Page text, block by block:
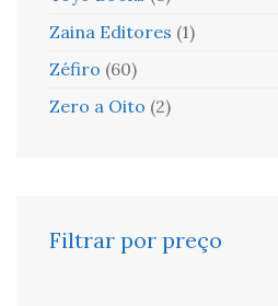
Zaina Editores (1)
Zéfiro (60)
Zero a Oito (2)
Filtrar por preço